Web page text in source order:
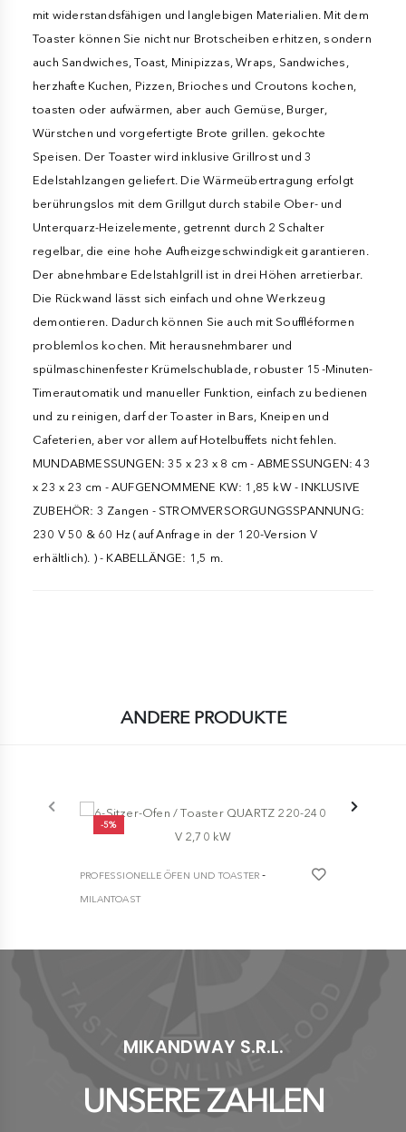
mit widerstandsfähigen und langlebigen Materialien. Mit dem
Toaster können Sie nicht nur Brotscheiben erhitzen, sondern
auch Sandwiches, Toast, Minipizzas, Wraps, Sandwiches,
herzhafte Kuchen, Pizzen, Brioches und Croutons kochen,
toasten oder aufwärmen, aber auch Gemüse, Burger,
Würstchen und vorgefertigte Brote grillen. gekochte
Speisen. Der Toaster wird inklusive Grillrost und 3
Edelstahlzangen geliefert. Die Wärmeübertragung erfolgt
berührungslos mit dem Grillgut durch stabile Ober- und
Unterquarz-Heizelemente, getrennt durch 2 Schalter
regelbar, die eine hohe Aufheizgeschwindigkeit garantieren.
Der abnehmbare Edelstahlgrill ist in drei Höhen arretierbar.
Die Rückwand lässt sich einfach und ohne Werkzeug
demontieren. Dadurch können Sie auch mit Souffléformen
problemlos kochen. Mit herausnehmbarer und
spülmaschinenfester Krümelschublade, robuster 15-Minuten-
Timerautomatik und manueller Funktion, einfach zu bedienen
und zu reinigen, darf der Toaster in Bars, Kneipen und
Cafeterien, aber vor allem auf Hotelbuffets nicht fehlen.
MUNDABMESSUNGEN: 35 x 23 x 8 cm - ABMESSUNGEN: 43
x 23 x 23 cm - AUFGENOMMENE KW: 1,85 kW - INKLUSIVE
ZUBEHÖR: 3 Zangen - STROMVERSORGUNGSSPANNUNG:
230 V 50 & 60 Hz (auf Anfrage in der 120-Version V
erhältlich). ) - KABELLÄNGE: 1,5 m.
ANDERE PRODUKTE
-5%
PROFESSIONELLE ÖFEN UND TOASTER -
MILANTOAST
€ 337,30
€ 355,00 € 2.230,00
MIKANDWAY S.R.L.
UNSERE ZAHLEN